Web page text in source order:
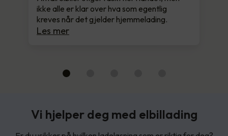
ikke alle er klar over hva som egentlig
kreves når det gjelder hjemmelading.
Les mer
Vi hjelper deg med elbillading